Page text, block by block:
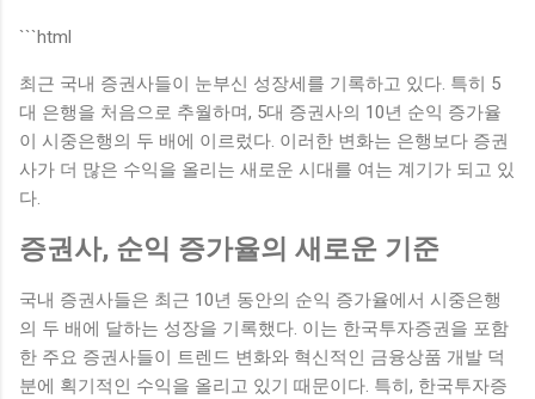
```html
최근 국내 증권사들이 눈부신 성장세를 기록하고 있다. 특히 5
대 은행을 처음으로 추월하며, 5대 증권사의 10년 순익 증가율
이 시중은행의 두 배에 이르렀다. 이러한 변화는 은행보다 증권
사가 더 많은 수익을 올리는 새로운 시대를 여는 계기가 되고 있
다.
증권사, 순익 증가율의 새로운 기준
국내 증권사들은 최근 10년 동안의 순익 증가율에서 시중은행
의 두 배에 달하는 성장을 기록했다. 이는 한국투자증권을 포함
한 주요 증권사들이 트렌드 변화와 혁신적인 금융상품 개발 덕
분에 획기적인 수익을 올리고 있기 때문이다. 특히, 한국투자증